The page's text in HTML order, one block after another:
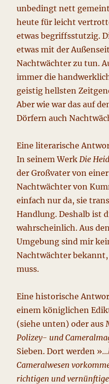
unbedingt nett
heute für leicht
etwas begriffsstutzig.
etwas mit der
Nachtwächter zu tun.
immer die
geistig hellsten
Aber wie war das auf
Dörfern auch
Eine literarische
In seinem Werk Die
der Großvater von
Nachtwächter von
einfach nur da, sie
Handlung. Deshalb ist
wahrscheinlich. Aus
Umgebung sind mir
Nachtwächter
muss.
Eine historische
einem königlichen
(siehe unten) oder aus
Polizey- und
Sieben. Dort werden »
Cameralwesen
richtigen und